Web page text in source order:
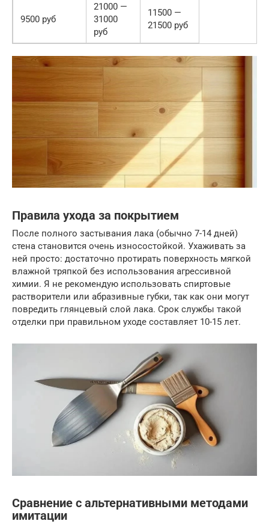
9500 руб
21000 —
31000
руб
11500 —
21500 руб
Правила ухода за покрытием
После полного застывания лака (обычно 7-14 дней)
стена становится очень износостойкой. Ухаживать за
ней просто: достаточно протирать поверхность мягкой
влажной тряпкой без использования агрессивной
химии. Я не рекомендую использовать спиртовые
растворители или абразивные губки, так как они могут
повредить глянцевый слой лака. Срок службы такой
отделки при правильном уходе составляет 10-15 лет.
Сравнение с альтернативными методами
имитации